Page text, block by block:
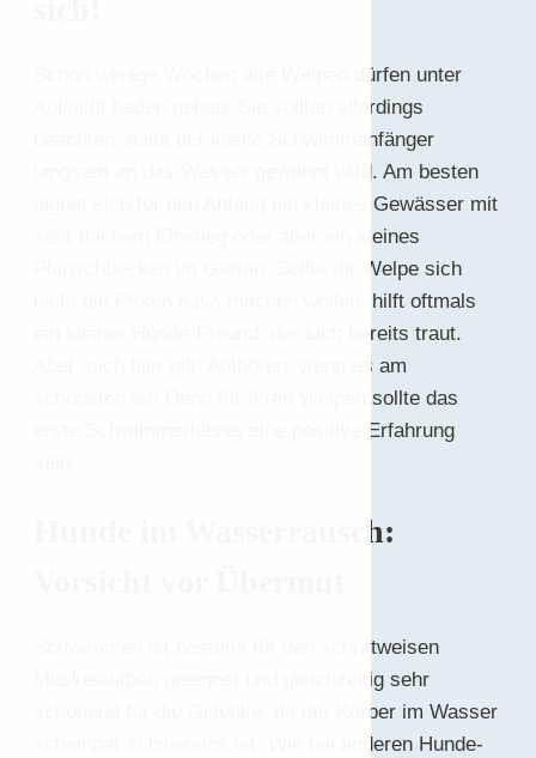
Schon wenige Wochen alte Welpen dürfen unter
Aufsicht baden gehen. Sie sollten allerdings
beachten, dass der kleine Schwimmanfänger
langsam an das Wasser gewöhnt wird. Am besten
eignet sich für den Anfang ein kleines Gewässer mit
sehr flachem Einstieg oder aber ein kleines
Planschbecken im Garten. Sollte Ihr Welpe sich
nicht die Pfoten nass machen wollen, hilft oftmals
ein kleiner Hunde-Freund, der sich bereits traut.
Aber auch hier gilt: Aufhören, wenn es am
schönsten ist! Denn für Ihren Welpen sollte das
erste Schwimmerlebnis eine positive Erfahrung
Hunde im Wasserrausch:
Schwimmen ist bestens für den schrittweisen
Muskelaufbau geeignet und gleichzeitig sehr
schonend für die Gelenke, da der Körper im Wasser
scheinbar schwerelos ist. Wie bei anderen Hunde-